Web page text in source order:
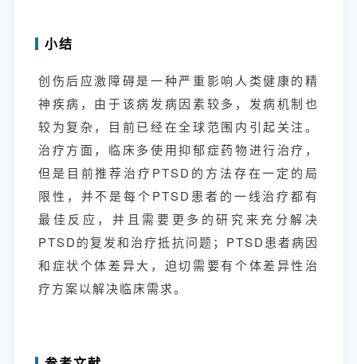
小结
创伤后应激障碍是一种严重影响人类健康的精
神疾病，由于该病发病因素较多，发病机制也
较为复杂，目前已经在全球范围内引起关注。
治疗方面，临床多使用抑郁症药物进行治疗，
但是目前推荐治疗PTSD的方法存在一定的局
限性，并不是每个PTSD患者的一线治疗都有
最佳反应，并且需要更多的研究来充分解决
PTSD的复发和治疗抵抗问题；PTSD患者病因
和症状个体差异大，迫切需要有个体差异性治
疗方案以解决临床需求。